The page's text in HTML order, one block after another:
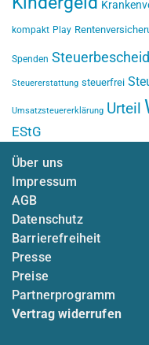
kompakt Play
Spenden Steuerbescheid
Steuererstattung steuerfrei
Umsatzsteuererklärung Urteil
EStG
Über uns
Impressum
AGB
Datenschutz
Barrierefreiheit
Presse
Preise
Partnerprogramm
Vertrag widerrufen